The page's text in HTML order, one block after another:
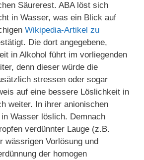
Säurerest. ABA löst sich
in Wasser, was ein Blick auf
Wikipedia-Artikel zu
Die dort angegebene,
in Alkohol führt im vorliegenden
denn dieser würde die
stressen oder sogar
auf eine bessere Löslichkeit in
weiter. In ihrer anionischen
Wasser löslich. Demnach
verdünnter Lauge (z.B.
wässrigen Vorlösung und
der homogen